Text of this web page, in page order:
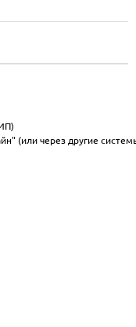
(или через другие